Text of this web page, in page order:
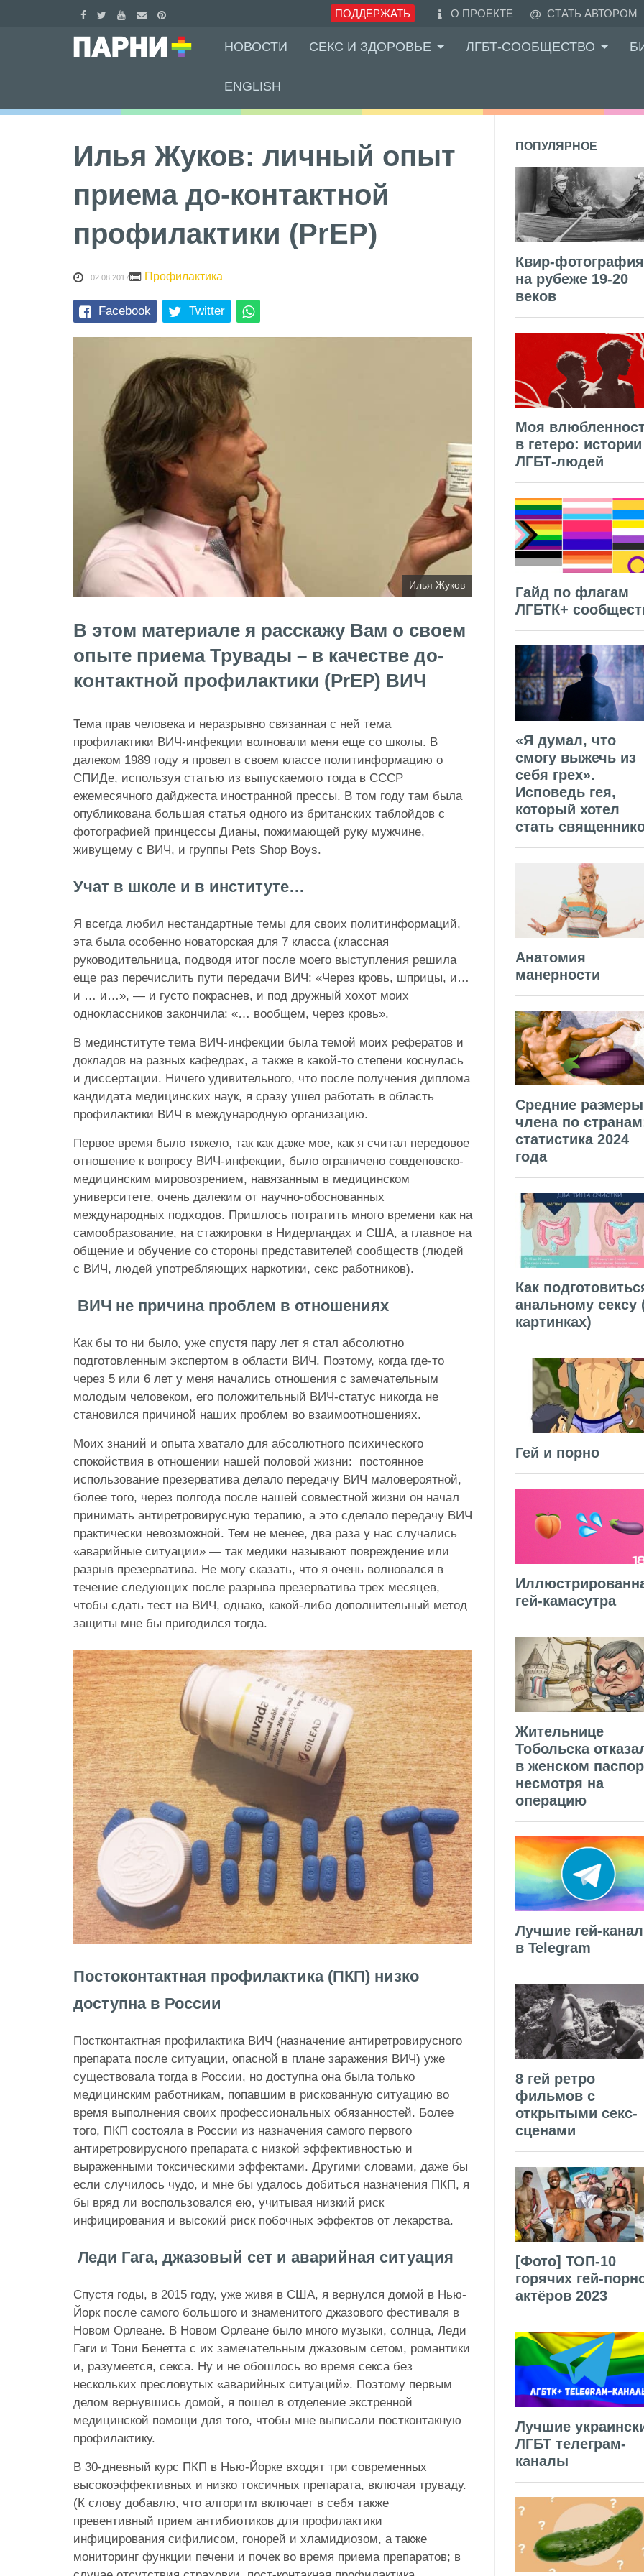
ПОДДЕРЖАТЬ О ПРОЕКТЕ СТАТЬ АВТОРОМ
НОВОСТИ СЕКС И ЗДОРОВЬЕ ЛГБТ-СООБЩЕСТВО
ENGLISH
Илья Жуков: личный опыт
приема до-контактной
профилактики (PrEP)
02.08.2017 Профилактика
Facebook Twitter
Илья Жуков
В этом материале я расскажу Вам о своем
опыте приема Трувады – в качестве до-
контактной профилактики (PrEP) ВИЧ
Тема прав человека и неразрывно связанная с ней тема
профилактики ВИЧ-инфекции волновали меня еще со школы. В
далеком 1989 году я провел в своем классе политинформацию о
СПИДе, используя статью из выпускаемого тогда в СССР
ежемесячного дайджеста иностранной прессы. В том году там была
опубликована большая статья одного из британских таблойдов с
фотографией принцессы Дианы, пожимающей руку мужчине,
живущему с ВИЧ, и группы Pets Shop Boys.
Учат в школе и в институте…
Я всегда любил нестандартные темы для своих политинформаций,
эта была особенно новаторская для 7 класса (классная
руководительница, подводя итог после моего выступления решила
еще раз перечислить пути передачи ВИЧ: «Через кровь, шприцы, и…
и … и…», — и густо покраснев, и под дружный хохот моих
одноклассников закончила: «… вообщем, через кровь».
В мединституте тема ВИЧ-инфекции была темой моих рефератов и
докладов на разных кафедрах, а также в какой-то степени коснулась
и диссертации. Ничего удивительного, что после получения диплома
кандидата медицинских наук, я сразу ушел работать в область
профилактики ВИЧ в международную организацию.
Первое время было тяжело, так как даже мое, как я считал передовое
отношение к вопросу ВИЧ-инфекции, было ограничено совдеповско-
медицинским мировозрением, навязанным в медицинском
университете, очень далеким от научно-обоснованных
международных подходов. Пришлось потратить много времени как на
самообразование, на стажировки в Нидерландах и США, а главное на
общение и обучение со стороны представителей сообществ (людей
с ВИЧ, людей употребляющих наркотики, секс работников).
ВИЧ не причина проблем в отношениях
Как бы то ни было, уже спустя пару лет я стал абсолютно
подготовленным экспертом в области ВИЧ. Поэтому, когда где-то
через 5 или 6 лет у меня начались отношения с замечательным
молодым человеком, его положительный ВИЧ-статус никогда не
становился причиной наших проблем во взаимоотношениях.
Моих знаний и опыта хватало для абсолютного психического
спокойствия в отношении нашей половой жизни: постоянное
использование презерватива делало передачу ВИЧ маловероятной,
более того, через полгода после нашей совместной жизни он начал
принимать антиретровирусную терапию, а это сделало передачу ВИЧ
практически невозможной. Тем не менее, два раза у нас случались
«аварийные ситуации» — так медики называют повреждение или
разрыв презерватива. Не могу сказать, что я очень волновался в
течение следующих после разрыва презерватива трех месяцев,
чтобы сдать тест на ВИЧ, однако, какой-либо дополнительный метод
защиты мне бы пригодился тогда.
Постоконтактная профилактика (ПКП) низко
доступна в России
Постконтактная профилактика ВИЧ (назначение антиретровирусного
препарата после ситуации, опасной в плане заражения ВИЧ) уже
существовала тогда в России, но доступна она была только
медицинским работникам, попавшим в рискованную ситуацию во
время выполнения своих профессиональных обязанностей. Более
того, ПКП состояла в России из назначения самого первого
антиретровирусного препарата с низкой эффективностью и
выраженными токсическими эффектами. Другими словами, даже бы
если случилось чудо, и мне бы удалось добиться назначения ПКП, я
бы вряд ли воспользовался ею, учитывая низкий риск
инфицирования и высокий риск побочных эффектов от лекарства.
Леди Гага, джазовый сет и аварийная ситуация
Спустя годы, в 2015 году, уже живя в США, я вернулся домой в Нью-
Йорк после самого большого и знаменитого джазового фестиваля в
Новом Орлеане. В Новом Орлеане было много музыки, солнца, Леди
Гаги и Тони Бенетта с их замечательным джазовым сетом, романтики
и, разумеется, секса. Ну и не обошлось во время секса без
нескольких пресловутых «аварийных ситуаций». Поэтому первым
делом вернувшись домой, я пошел в отделение экстренной
медицинской помощи для того, чтобы мне выписали постконтакную
профилактику.
В 30-дневный курс ПКП в Нью-Йорке входят три современных
высокоэффективных и низко токсичных препарата, включая труваду.
(К слову добавлю, что алгоритм включает в себя также
превентивный прием антибиотиков для профилактики
инфицирования сифилисом, гонорей и хламидиозом, а также
мониторинг функции печени и почек во время приема препаратов; в
ПОПУЛЯРНОЕ
Квир-фотография
на рубеже 19-20
веков
Моя
в гетеро: истории
ЛГБТ-людей
Гайд по флагам
ЛГБТК+
«Я думал, что
смогу выжечь из
себя грех».
Исповедь гея,
который хотел
стать
Анатомия
манерности
Средние размеры
члена по
статистика 2024
года
Как
анальному сексу
картинках)
Гей и порно
гей-камасутра
Жительнице
Тобольска
в женском
несмотря на
операцию
Лучшие гей-
в Telegram
8 гей ретро
фильмов с
открытыми секс-
сценами
[Фото] ТОП-10
горячих гей-
актёров 2023
Лучшие
ЛГБТ телеграм-
каналы